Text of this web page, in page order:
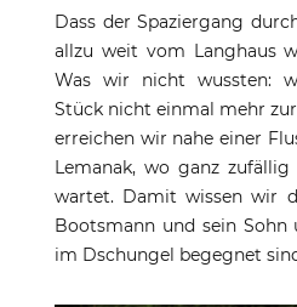
Dass der Spaziergang
allzu weit vom Langhaus
Was wir nicht wussten:
Stück nicht einmal mehr
erreichen wir nahe einer
Lemanak, wo ganz
wartet. Damit wissen wir
Bootsmann und sein
im Dschungel begegnet